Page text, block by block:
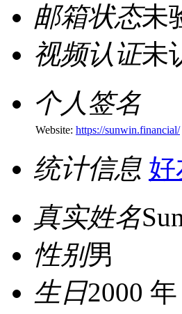
邮箱状态未
视频认证未
个人签名
Website: https://sunwin.financial/
统计信息 好
真实姓名
性别男
生日2000